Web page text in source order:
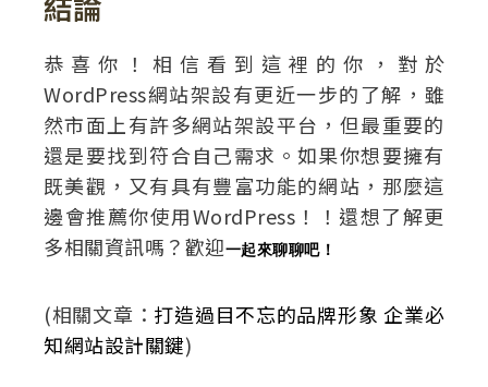
恭喜你！相信看到這裡的你，對於
WordPress網站架設有更近一步的了解，雖
然市面上有許多網站架設平台，但最重要的
還是要找到符合自己需求。如果你想要擁有
既美觀，又有具有豐富功能的網站，那麼這
邊會推薦你使用WordPress！！還想了解更
多相關資訊嗎？歡迎一起來聊聊吧！
(相關文章： 打造過目不忘的品牌形象 企業必
知網站設計關鍵)